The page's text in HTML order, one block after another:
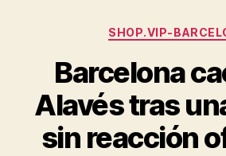
SHOP.VIP-
Barcelona
Alavés tras
sin reacción